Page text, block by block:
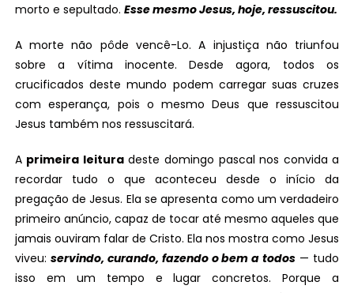
morto e sepultado. Esse mesmo Jesus, hoje, ressuscitou.
A morte não pôde vencê-Lo. A injustiça não triunfou
sobre a vítima inocente. Desde agora, todos os
crucificados deste mundo podem carregar suas cruzes
com esperança, pois o mesmo Deus que ressuscitou
Jesus também nos ressuscitará.
A primeira leituradeste domingo pascal nos convida a
recordar tudo o que aconteceu desde o início da
pregação de Jesus. Ela se apresenta como um verdadeiro
primeiro anúncio, capaz de tocar até mesmo aqueles que
jamais ouviram falar de Cristo. Ela nos mostra como Jesus
viveu: servindo, curando, fazendo o bem a todos — tudo
isso em um tempo e lugar concretos. Porque a